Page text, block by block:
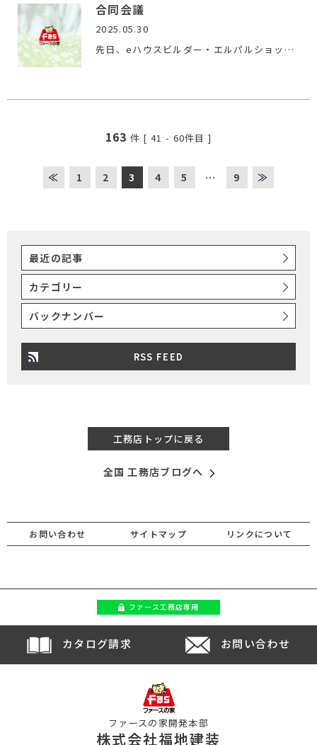
合同会議
2025.05.30
先日、eハウスビルダー・エルパルショップ合同会議へ出席してき…
163 件 [41 - 60件目 ]
≪ 1 2 3 4 5 … 9 ≫
最近の記事
カテゴリー
バックナンバー
RSS FEED
工務店トップに戻る
全国 工務店ブログへ
お問い合わせ サイトマップ リンクについて
ファース工務店専用
カタログ請求 お問い合わせ
ファースの家開発本部
株式会社福地建装